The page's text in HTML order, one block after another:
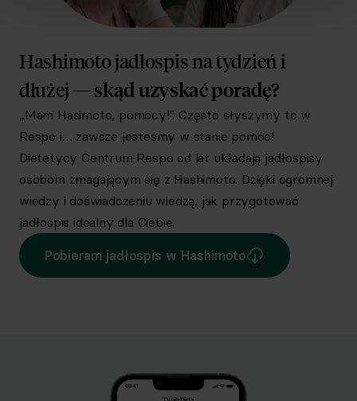
Hashimoto jadłospis na tydzień i
dłużej —skąd uzyskać poradę?
„Mam Hasimoto, pomocy!". Często słyszymy to w
Respo i… zawsze jesteśmy w stanie pomóc!
Dietetycy Centrum Respo od lat układają jadłospisy
osobom zmagającym się z Hashimoto. Dzięki ogromnej
wiedzy i doświadczeniu wiedzą, jak przygotować
jadłospis idealny dla Ciebie.
Pobieram jadłospis w Hashimoto